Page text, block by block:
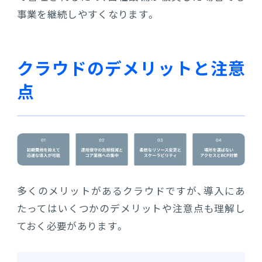
事業を継続しやすくなります。
クラウドのデメリットと注意
点
多くのメリットがあるクラウドですが、導入にあ
たってはいくつかのデメリットや注意点も理解し
ておく必要があります。